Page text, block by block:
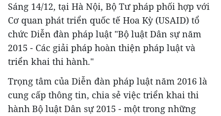
Sáng 14/12, tại Hà Nội, Bộ Tư pháp phối hợp với
Cơ quan phát triển quốc tế Hoa Kỳ (USAID) tổ
chức Diễn đàn pháp luật "Bộ luật Dân sự năm
2015 - Các giải pháp hoàn thiện pháp luật và
triển khai thi hành."
Trọng tâm của Diễn đàn pháp luật năm 2016 là
cung cấp thông tin, chia sẻ việc triển khai thi
hành Bộ luật Dân sự 2015 - một trong những